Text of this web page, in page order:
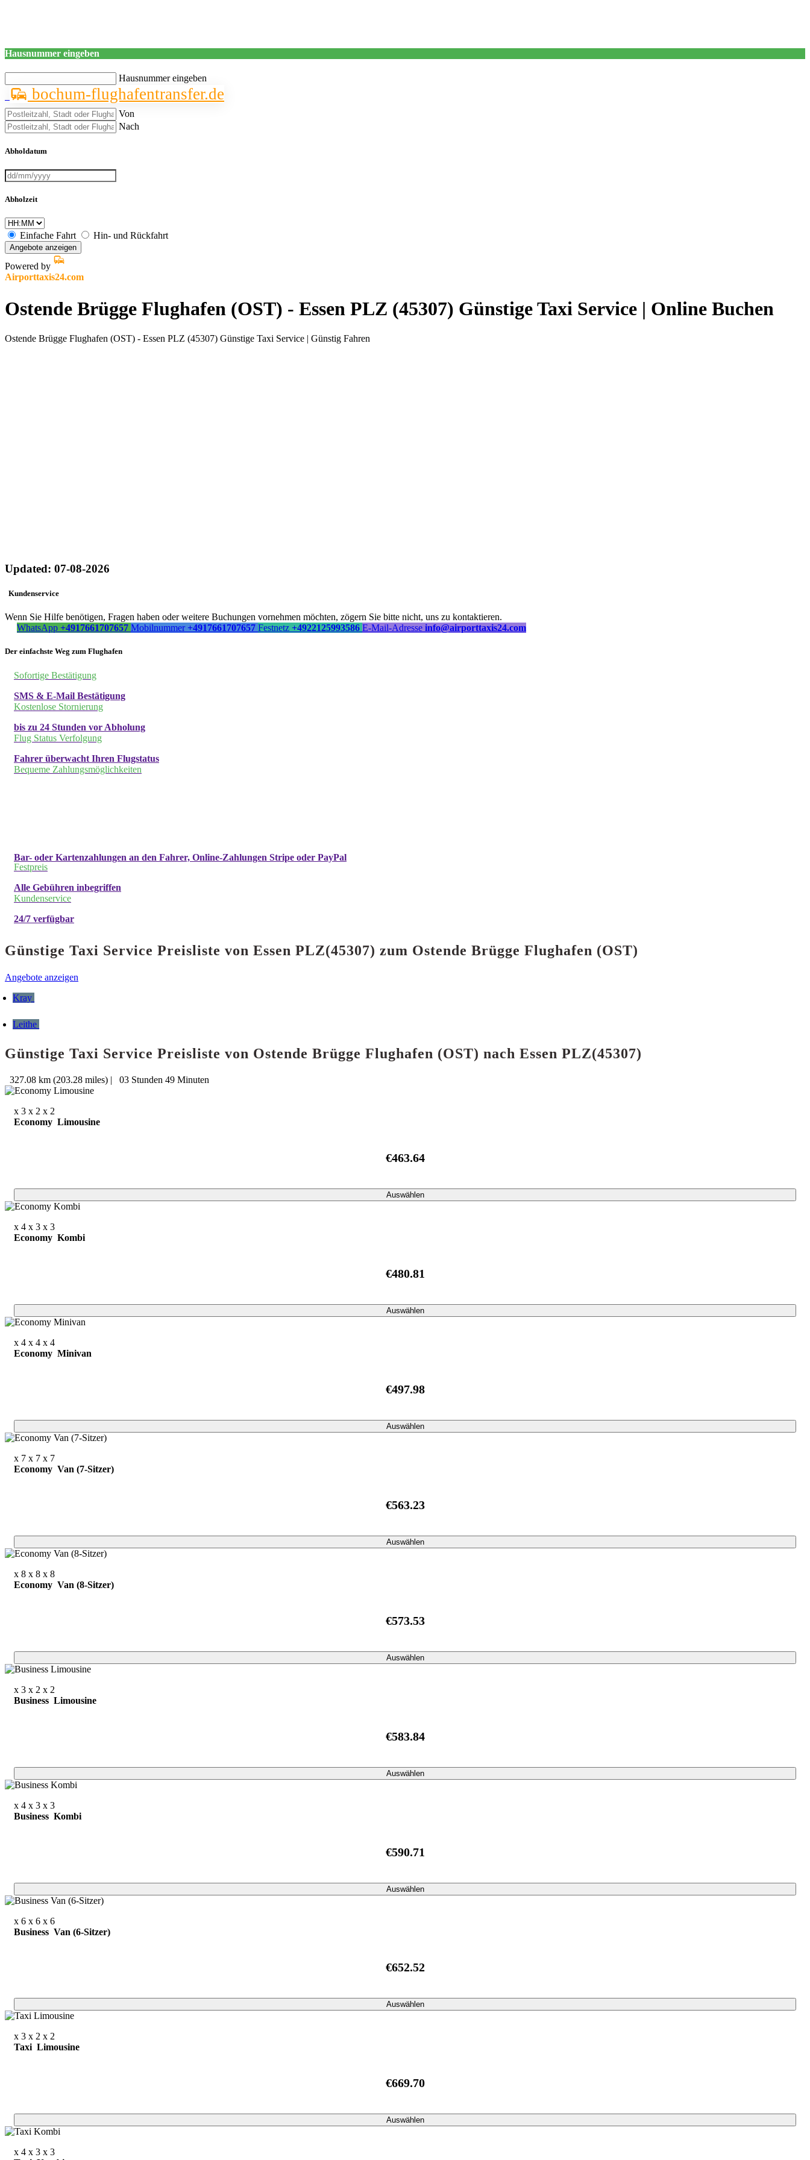
Hausnummer eingeben
Hausnummer eingeben
bochum-flughafentransfer.de
Von
Nach
Abholdatum
Abholzeit
Einfache Fahrt Hin- und Rückfahrt
Angebote anzeigen
Powered by
Airporttaxis24.com
Ostende Brügge Flughafen (OST) - Essen PLZ (45307) Günstige Taxi Service | Online Buchen
Ostende Brügge Flughafen (OST) - Essen PLZ (45307) Günstige Taxi Service | Günstig Fahren
Updated: 07-08-2026
Kundenservice
Wenn Sie Hilfe benötigen, Fragen haben oder weitere Buchungen vornehmen möchten, zögern Sie bitte nicht, uns zu kontaktieren.
WhatsApp +4917661707657 Mobilnummer +4917661707657 Festnetz +4922125993586 E-Mail-Adresse info@airporttaxis24.com
Der einfachste Weg zum Flughafen
Sofortige Bestätigung
SMS & E-Mail Bestätigung
Kostenlose Stornierung
bis zu 24 Stunden vor Abholung
Flug Status Verfolgung
Fahrer überwacht Ihren Flugstatus
Bequeme Zahlungsmöglichkeiten
Bar- oder Kartenzahlungen an den Fahrer, Online-Zahlungen Stripe oder PayPal
Festpreis
Alle Gebühren inbegriffen
Kundenservice
24/7 verfügbar
Günstige Taxi Service Preisliste von Essen PLZ(45307) zum Ostende Brügge Flughafen (OST)
Angebote anzeigen
Kray
Leithe
Günstige Taxi Service Preisliste von Ostende Brügge Flughafen (OST) nach Essen PLZ(45307)
327.08 km (203.28 miles) | 03 Stunden 49 Minuten
x 3 x 2 x 2
Economy Limousine
€463.64
Auswählen
x 4 x 3 x 3
Economy Kombi
€480.81
Auswählen
x 4 x 4 x 4
Economy Minivan
€497.98
Auswählen
x 7 x 7 x 7
Economy Van (7-Sitzer)
€563.23
Auswählen
x 8 x 8 x 8
Economy Van (8-Sitzer)
€573.53
Auswählen
x 3 x 2 x 2
Business Limousine
€583.84
Auswählen
x 4 x 3 x 3
Business Kombi
€590.71
Auswählen
x 6 x 6 x 6
Business Van (6-Sitzer)
€652.52
Auswählen
x 3 x 2 x 2
Taxi Limousine
€669.70
Auswählen
x 4 x 3 x 3